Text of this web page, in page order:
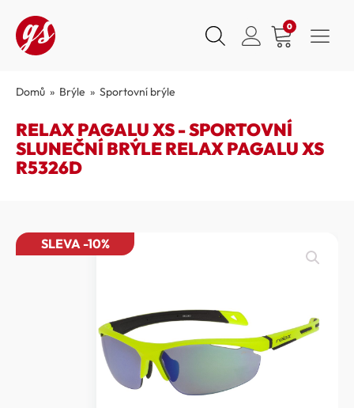
0
Domů » Brýle » Sportovní brýle
RELAX PAGALU XS - SPORTOVNÍ
SLUNEČNÍ BRÝLE RELAX PAGALU XS
R5326D
SLEVA -10%